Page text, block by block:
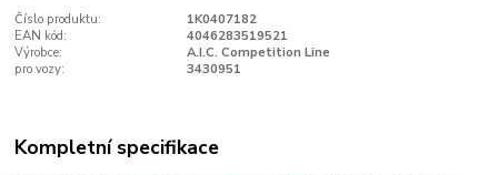
Číslo produktu:
1K0407182
EAN kód:
4046283519521
Výrobce:
A.I.C. Competition Line
pro vozy:
3430951
Kompletní specifikace